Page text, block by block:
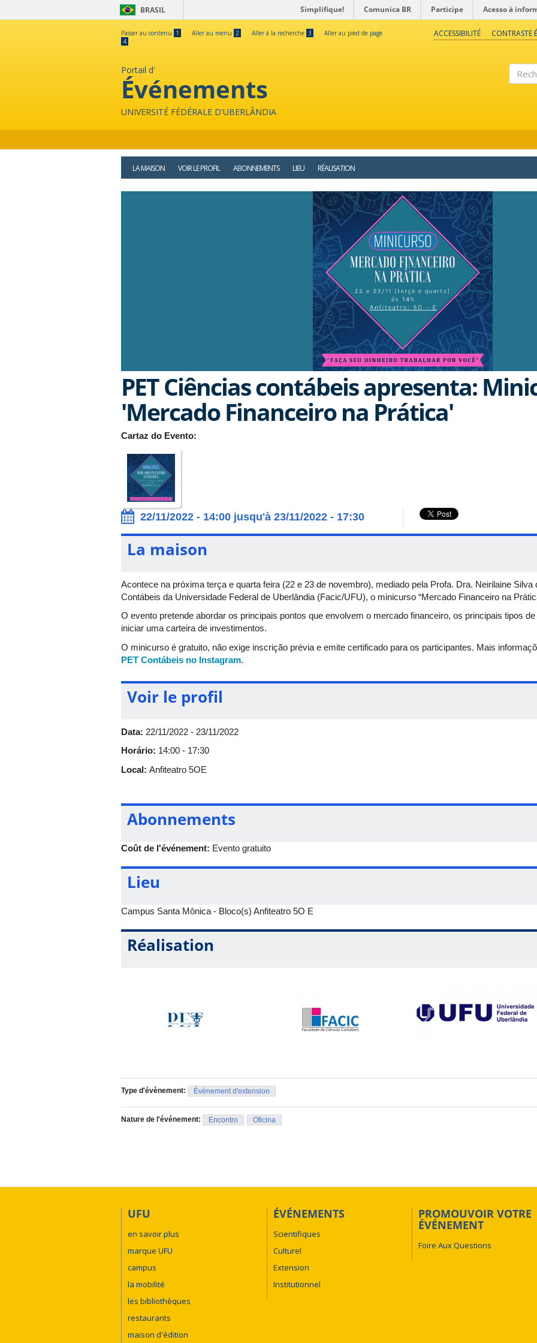
BRASIL Simplifique! Comunica BR Participe Acesso à
Passer au contenu 1 Aller au menu 2 Aller à la recherche 3
Aller au pied de page
4
ACCESSIBILITÉ CONTRASTE
Portail d'
Événements
UNIVERSITÉ FÉDÉRALE D'UBERLÂNDIA
LA MAISON VOIR LE PROFIL ABONNEMENTS LIEU RÉALISATION
PET Ciências contábeis apresenta:
'Mercado Financeiro na Prática'
Cartaz do Evento:
22/11/2022 - 14:00 jusqu'à 23/11/2022 - 17:30
La maison
Acontece na próxima terça e quarta feira (22 e 23 de novembro), mediado pela Profa. Dra. Neirilaine
Contábeis da Universidade Federal de Uberlândia (Facic/UFU), o minicurso “Mercado Financeiro na
O evento pretende abordar os principais pontos que envolvem o mercado financeiro, os principais tipos
iniciar uma carteira de investimentos.
O minicurso é gratuito, não exige inscrição prévia e emite certificado para os participantes. Mais
PET Contábeis no Instagram.
Voir le profil
Data: 22/11/2022 - 23/11/2022
Horário: 14:00 - 17:30
Local: Anfiteatro 5OE
Abonnements
Coût de l'événement: Evento gratuito
Lieu
Campus Santa Mônica - Bloco(s) Anfiteatro 5O E
Réalisation
Type d'évènement: Événement d'extension
Nature de l'événement: Encontro Oficina
UFU
en savoir plus
marque UFU
campus
la mobilité
les bibliothèques
restaurants
maison d'édition
ÉVÉNEMENTS
Scientifiques
Culturel
Extension
Institutionnel
PROMOUVOIR VOTRE
ÉVÉNEMENT
Foire Aux Questions